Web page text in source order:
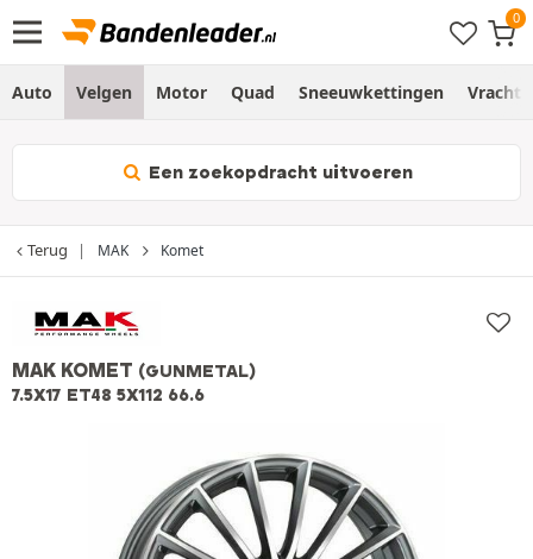
Auto Velgen Motor Quad Sneeuwkettingen
Een zoekopdracht uitvoeren
Terug MAK Komet
MAK KOMET (GUNMETAL)
7.5X17 ET48 5X112 66.6